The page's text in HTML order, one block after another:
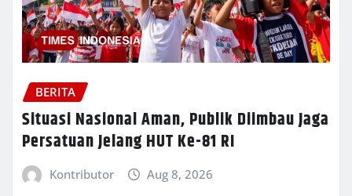
BERITA
Situasi Nasional Aman, Publik Diimbau Jaga
Persatuan Jelang HUT Ke-81 RI
Kontributor Aug 8, 2026